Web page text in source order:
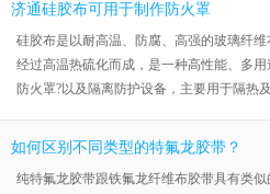
济通硅胶布可用于制作防火罩
硅胶布是以耐高温、防腐、高强的玻璃纤
经过高温热硫化而成，是一种高性能、多
防火罩?以及隔离防护设备，主要用于隔热
保护设备。 隔离防护设备的主要材质为高
染社会影响极大。
如何区别不同类型的特氟龙胶带？
纯特氟龙胶带跟铁氟龙纤维布胶带具有类似